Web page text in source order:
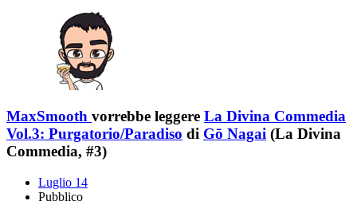
MaxSmooth vorrebbe leggere La Divina Commedia
Vol.3: Purgatorio/Paradiso di Gō Nagai (La Divina
Commedia, #3)
Luglio 14
Pubblico